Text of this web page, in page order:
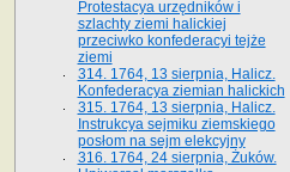
Protestacya urzędników i
szlachty ziemi halickiej
przeciwko konfederacyi tejże
ziemi
314. 1764, 13 sierpnia, Halicz.
Konfederacya ziemian halickich
315. 1764, 13 sierpnia, Halicz.
Instrukcya sejmiku ziemskiego
posłom na sejm elekcyjny
316. 1764, 24 sierpnia, Żuków.